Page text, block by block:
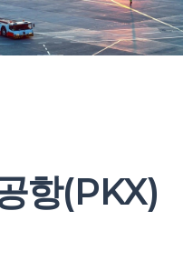
항(PKX)